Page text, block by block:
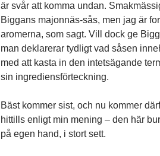
är svår att komma undan.
Biggans majonnäs-sås, men jag är
aromerna, som sagt. Vill dock ge
man deklarerar tydligt vad såsen
med att kasta in den intetsägande
sin ingrediensförteckning.
Bäst kommer sist, och nu kommer
hittills enligt min mening – den här
på egen hand, i stort sett.